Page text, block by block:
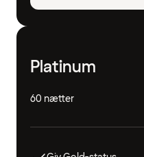
Platinum
60 nætter